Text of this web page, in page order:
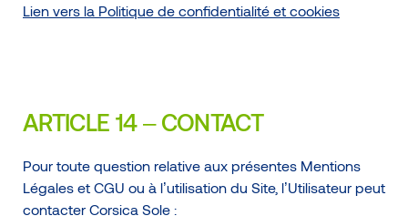
Lien vers la Politique de confidentialité et cookies
ARTICLE 14 – CONTACT
Pour toute question relative aux présentes Mentions
Légales et CGU ou à l’utilisation du Site, l’Utilisateur peut
contacter Corsica Sole :